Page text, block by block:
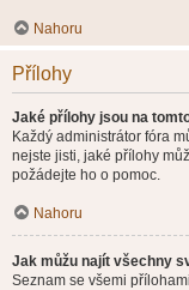
Nahoru
Přílohy
Jaké přílohy jsou na
Každý administrátor fóra
nejste jisti, jaké přílohy
požádejte ho o pomoc.
Nahoru
Jak můžu najít všechny
Seznam se všemi